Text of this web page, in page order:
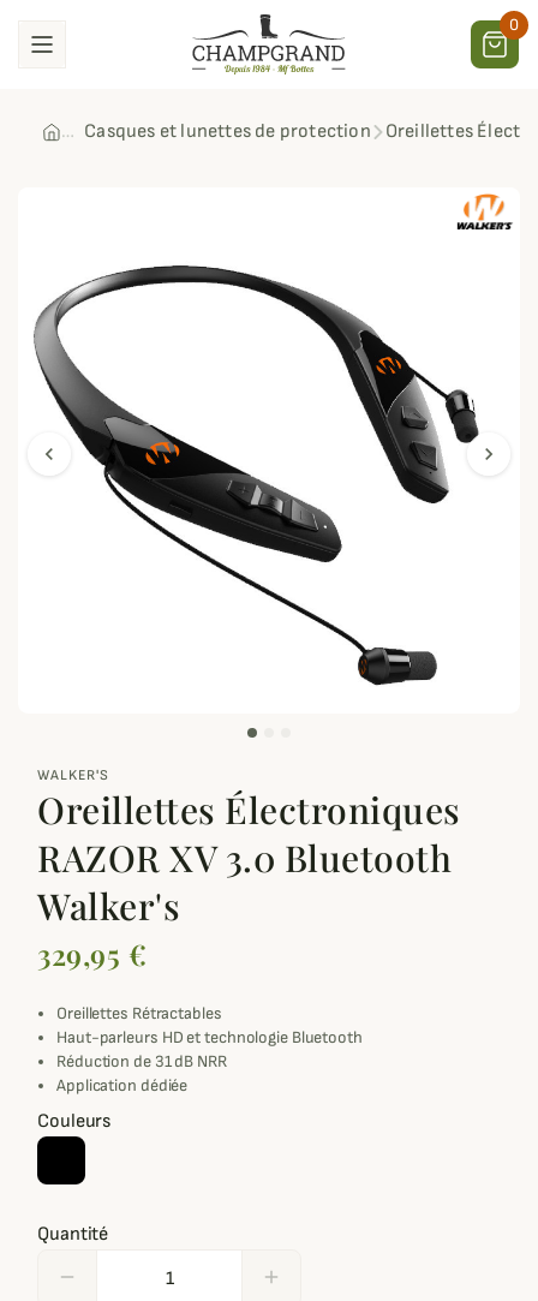
0
Casques et lunettes de protection Oreillettes
chevron_left chevron_right
WALKER'S
Oreillettes Électroniques
RAZOR XV 3.0 Bluetooth
Walker's
329,95 €
Oreillettes Rétractables
Haut-parleurs HD et technologie Bluetooth
Réduction de 31 dB NRR
Application dédiée
Couleurs
Quantité
remove add